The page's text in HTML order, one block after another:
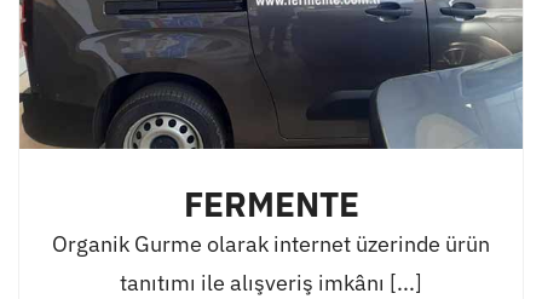
FERMENTE
Organik Gurme olarak internet üzerinde ürün
tanıtımı ile alışveriş imkânı [...]